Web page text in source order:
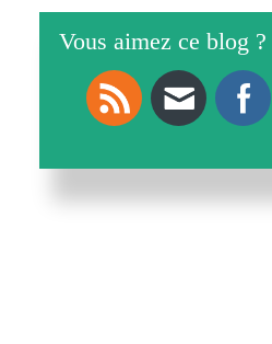
Vous aimez ce blog